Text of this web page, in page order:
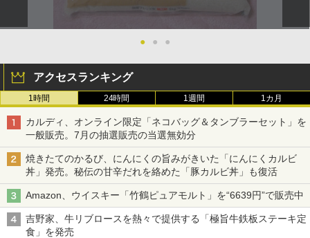
● ● ●
アクセスランキング
1時間 24時間 1週間 1カ月
カルディ、オンライン限定「ネコバッグ＆タンブラーセット」を
一般販売。7月の抽選販売の当選無効分
焼きたてのかるび、にんにくの旨みがきいた「にんにくカルビ
丼」発売。秘伝の甘辛だれを絡めた「豚カルビ丼」も復活
Amazon、ウイスキー「竹鶴ピュアモルト」を“6639円”で販売中
吉野家、牛リブロースを熱々で提供する「極旨牛鉄板ステーキ定
食」を発売